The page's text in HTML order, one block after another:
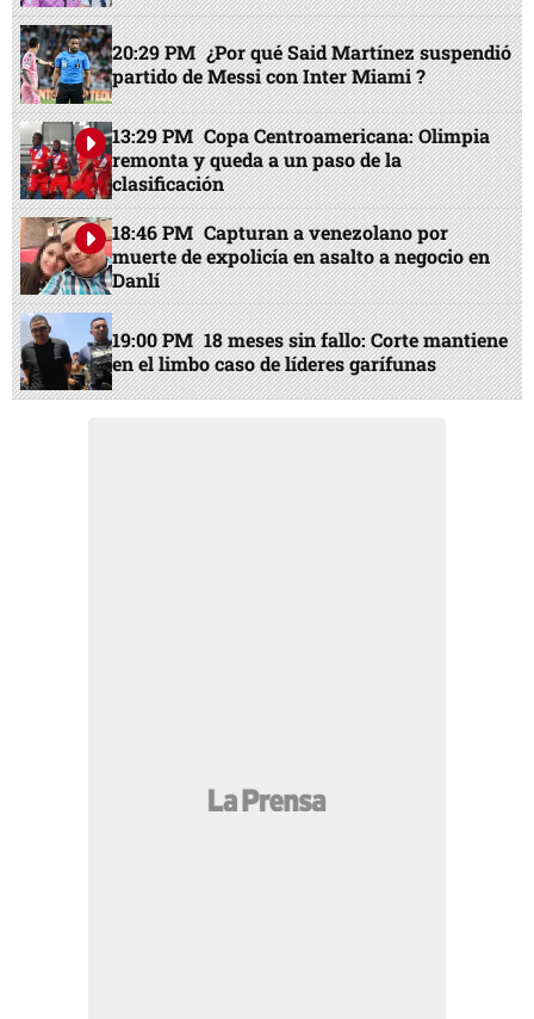
20:29 PM ¿Por qué Said Martínez suspendió
partido de Messi con Inter Miami ?
13:29 PM Copa Centroamericana: Olimpia
remonta y queda a un paso de la
clasificación
18:46 PM Capturan a venezolano por
muerte de expolicía en asalto a negocio en
Danlí
19:00 PM 18 meses sin fallo: Corte mantiene
en el limbo caso de líderes garífunas